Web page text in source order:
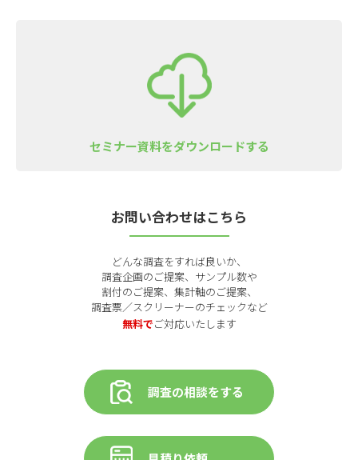
セミナー資料をダウンロードする
お問い合わせはこちら
どんな調査をすれば良いか、
調査企画のご提案、サンプル数や
割付のご提案、集計軸のご提案、
調査票／スクリーナーのチェックなど
無料でご対応いたします
調査の相談をする